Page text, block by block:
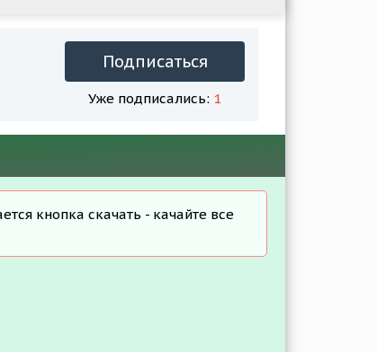
Подписаться
Уже подписались: 1
кнопка скачать - качайте все